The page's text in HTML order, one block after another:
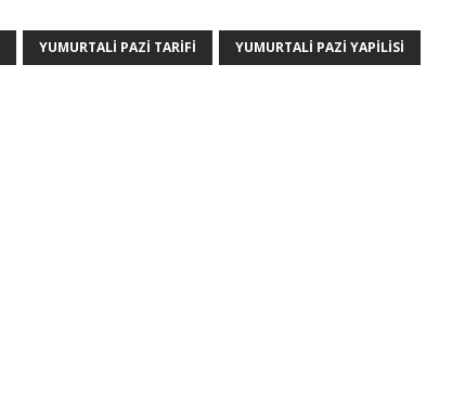
YUMURTALI PAZI TARIFI YUMURTALI PAZI YAPILISI